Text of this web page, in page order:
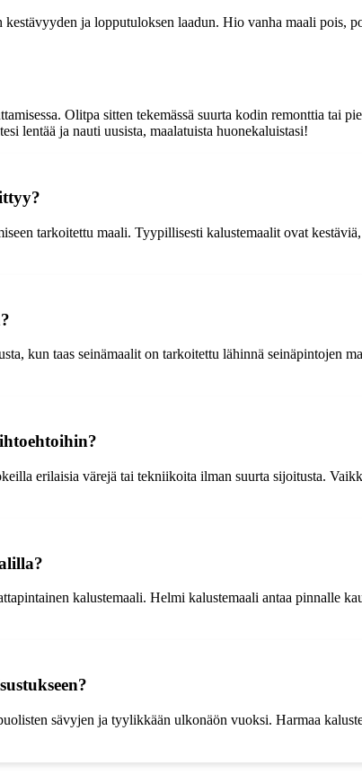
ja lopputuloksen laadun. Hio vanha maali pois,
Olitpa sitten tekemässä suurta kodin remonttia tai
lentää ja nauti uusista, maalatuista huonekaluistasi!
tarkoitettu maali. Tyypillisesti kalustemaalit ovat
kun taas seinämaalit on tarkoitettu lähinnä seinäpintojen
erilaisia värejä tai tekniikoita ilman suurta sijoitusta.
kalustemaali. Helmi kalustemaali antaa pinnalle
sävyjen ja tyylikkään ulkonäön vuoksi. Harmaa